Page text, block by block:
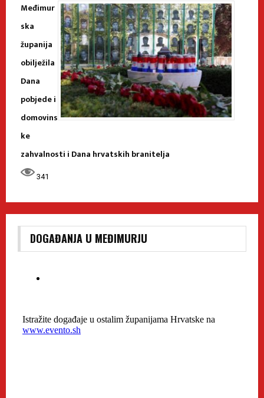
Međimur
ska
županija
obilježila
Dana
pobjede i
domovins
ke
zahvalnosti i Dana hrvatskih branitelja
341
DOGAĐANJA U MEĐIMURJU